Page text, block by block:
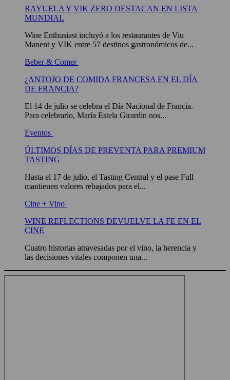
RAYUELA Y VIK ZERO DESTACAN EN LISTA
MUNDIAL
Wine Enthusiast incluyó a los restaurantes de Viu
Manent y VIK entre 57 destinos gastronómicos de...
Beber & Comer
¿ANTOJO DE COMIDA FRANCESA EN EL DÍA
DE FRANCIA?
El 14 de julio se celebra el Día Nacional de Francia.
Para celebrarlo, María Estela Girardin nos...
Eventos
ÚLTIMOS DÍAS DE PREVENTA PARA PREMIUM
TASTING
Hasta el 17 de julio, el Tasting Central y el pase Full
mantienen valores rebajados para el...
Cine + Vino
WINE REFLECTIONS DEVUELVE LA FE EN EL
CINE
Cuatro historias atravesadas por el vino, la herencia y
las decisiones vitales componen una...